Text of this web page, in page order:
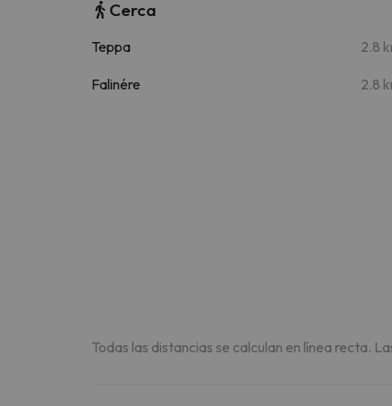
Cerca
Teppa 2.8
Falinére 2.8
Todas las distancias se calculan en línea recta.